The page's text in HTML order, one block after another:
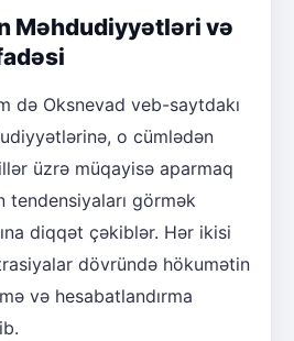
Məhdudiyyətləri və
də Oksnevad veb-saytdakı
o cümlədən
illər üzrə müqayisə aparmaq
tendensiyaları görmək
diqqət çəkiblər. Hər ikisi
dövründə hökumətin
və hesabatlandırma